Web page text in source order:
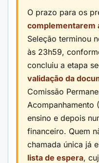
O prazo para os
complementarem
Seleção terminou
às 23h59,
concluiu a etapa
validação da
Comissão
Acompanhamento
ensino e depois
financeiro. Quem
chamada única já
lista de espera,